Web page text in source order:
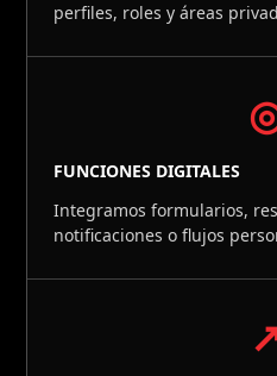
perfiles, roles y áreas
FUNCIONES DIGITALES
Integramos formularios,
notificaciones o flujos